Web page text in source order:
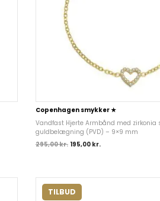
Copenhagen smykker ★
Vandfast Hjerte Armbånd med zirkonia
guldbelægning (PVD) – 9×9 mm
295,00kr. 195,00 kr.
TILBUD